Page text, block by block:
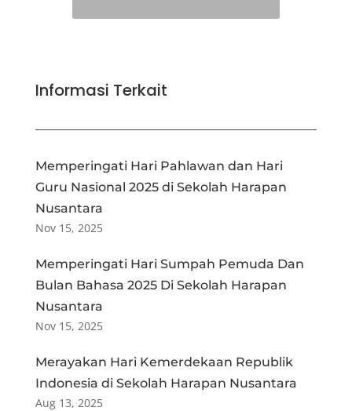
Informasi Terkait
Memperingati Hari Pahlawan dan Hari
Guru Nasional 2025 di Sekolah Harapan
Nusantara
Nov 15, 2025
Memperingati Hari Sumpah Pemuda Dan
Bulan Bahasa 2025 Di Sekolah Harapan
Nusantara
Nov 15, 2025
Merayakan Hari Kemerdekaan Republik
Indonesia di Sekolah Harapan Nusantara
Aug 13, 2025